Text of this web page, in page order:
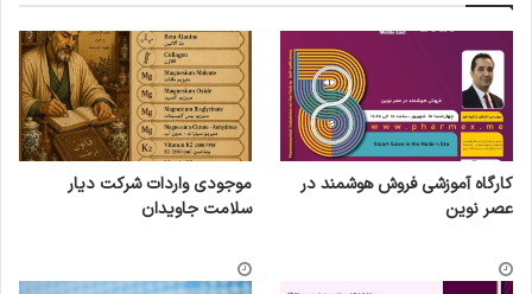
کارگاه آموزشی فروش هوشمند در
عصر نوین
موجودی واردات شرکت دیار
سلامت جاویدان